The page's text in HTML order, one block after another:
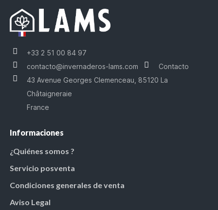
+33 2 51 00 84 97
contacto@invernaderos-lams.com
Contacto
43 Avenue Georges Clemenceau, 85120 La
Châtaigneraie
France
Informaciones
¿Quiénes somos ?
Servicio posventa
Condiciones generales de venta
Aviso Legal